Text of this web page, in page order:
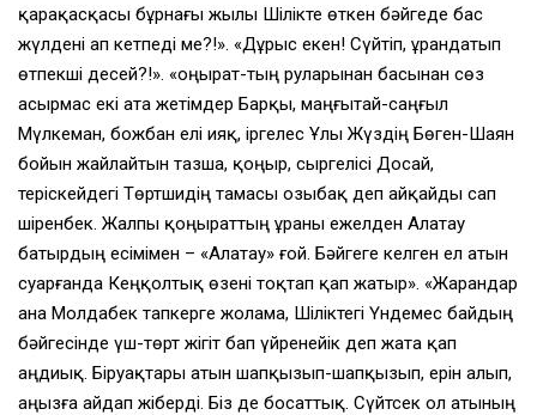
қарақасқасы бұрнағы жылы Шілікте өткен бәйгеде бас
жүлдені ап кетпеді ме?!». «Дұрыс екен! Сүйтіп, ұрандатып
өтпекші десей?!». «Қоңырат-тың руларынан басынан сөз
асырмас екі ата жетімдер Барқы, маңғытай-саңғыл
Мүлкеман, божбан елі Қияқ, іргелес Ұлы Жүздің Бөген-Шаян
бойын жайлайтын тазша, қоңыр, сыргелісі Досай,
теріскейдегі Төртшидің тамасы Қозыбақ деп айқайды сап
шіренбек. Жалпы қоңыраттың ұраны ежелден Алатау
батырдың есімімен – «Алатау» ғой. Бәйгеге келген ел атын
суарғанда Кеңқолтық өзені тоқтап қап жатыр». «Жарандар
ана Молдабек тапкерге жолама, Шіліктегі Үндемес байдың
бәйгесінде үш-төрт жігіт бап үйренейік деп жата қап
аңдиық. Біруақтары атын шапқызып-шапқызып, ерін алып,
аңызға айдап жіберді. Біз де босаттық. Сүйтсек ол атының